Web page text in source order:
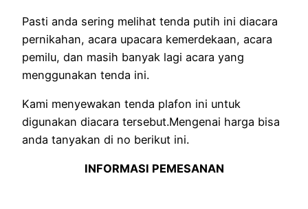
Pasti anda sering melihat tenda putih ini diacara
pernikahan, acara upacara kemerdekaan, acara
pemilu, dan masih banyak lagi acara yang
menggunakan tenda ini.
Kami menyewakan tenda plafon ini untuk
digunakan diacara tersebut.Mengenai harga bisa
anda tanyakan di no berikut ini.
INFORMASI PEMESANAN